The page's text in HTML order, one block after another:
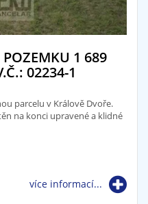
POZEMKU 1 689
02234-1
parcelu v Králově Dvoře.
na konci upravené a klidné
více informací...